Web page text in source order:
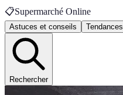
📋Supermarché Online
Astuces et conseils Tendances
Rechercher